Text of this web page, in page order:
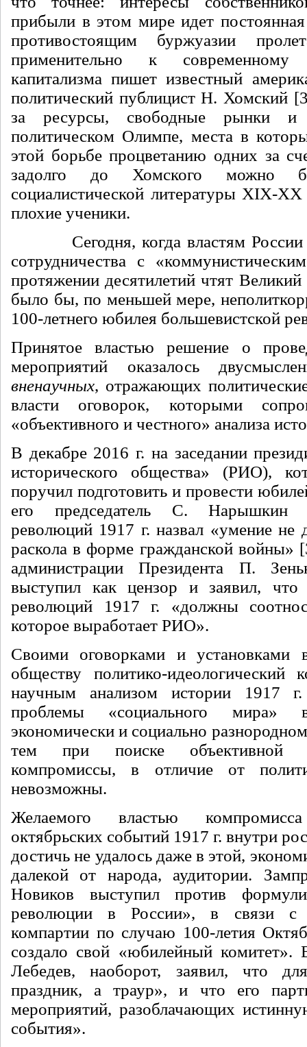
прибыли в этом мире идет постоянная
противостоящим буржуазии
применительно к современному
капитализма пишет известный
политический публицист Н. Хомский
за ресурсы, свободные рынки
политическом Олимпе, места в
этой борьбе процветанию одних за
задолго до Хомского можно
социалистической литературы XIX-
плохие ученики.
Сегодня, когда властям России
сотрудничества с
протяжении десятилетий чтят
было бы, по меньшей мере,
100-летнего юбилея большевистской
Принятое властью решение о
мероприятий оказалось
вненаучных, отражающих
власти оговорок, которыми
«объективного и честного» анализа
В декабре 2016 г. на заседании
исторического общества» (РИО),
поручил подготовить и провести
его председатель С. Нарышкин
революций 1917 г. назвал «умение не
раскола в форме гражданской войны»
администрации Президента П.
выступил как цензор и заявил, что
революций 1917 г. «должны
которое выработает РИО».
Своими оговорками и установками
обществу политико-идеологический
научным анализом истории 1917
проблемы «социального мира» в
экономически и социально
тем при поиске объективной
компромиссы, в отличие от
невозможны.
Желаемого властью
октябрьских событий 1917 г. внутри
достичь не удалось даже в этой,
далекой
от народа, аудитории.
Новиков выступил против
революции в России», в связи с
компартии по случаю 100-летия
создало свой «юбилейный
Лебедев, наоборот, заявил, что
праздник, а траур», и что его
мероприятий, разоблачающих
события».